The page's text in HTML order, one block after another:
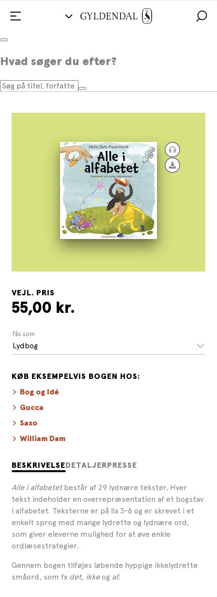
Hvad søger du efter?
Alle i alfabetet
BESKRIVELSE DETALJER PRESSE
Alle i alfabetet består af 29 lydnære tekster. Hver
tekst indeholder en overrepræsentation af et bogstav
i alfabetet. Teksterne er på lix 3-6 og er skrevet i et
enkelt sprog med mange lydrette og lydnære ord,
som giver eleverne mulighed for at øve enkle
ordlæsestrategier.
Gennem bogen tilføjes løbende hyppige ikkelydrette
småord, som fx det, ikkeog af.
VEJL. PRIS
55,00 kr.
Fås som
Lydbog
KØB EKSEMPELVIS BOGEN HOS:
Bog og Idé
Gucca
Saxo
William Dam